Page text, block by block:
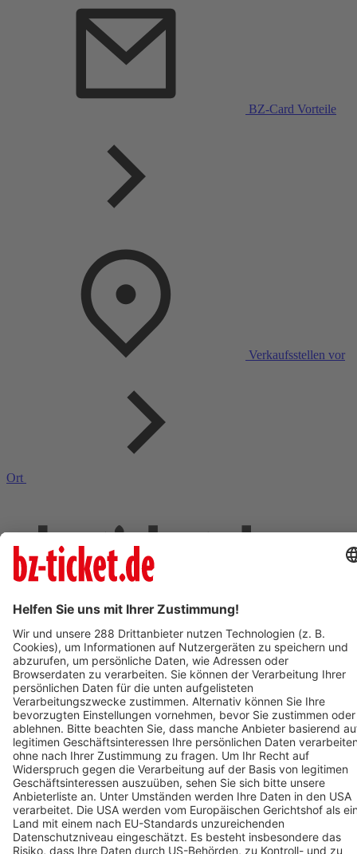
BZ-Card Vorteile
Verkaufsstellen vor
Ort
Deine Region. Deine Events.
BZ-Card schnapp.de Kontakt
Mediadaten Datenschutz Cookie-Einstellungen Impressum
+49 761 496 8888
Tickethotline Mo–Fr: 9–12 Uhr
System